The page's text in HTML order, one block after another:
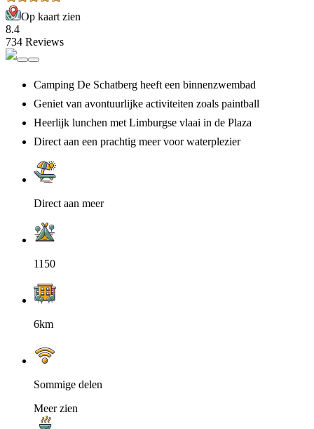
Op kaart zien
8.4
734 Reviews
Camping De Schatberg heeft een binnenzwembad
Geniet van avontuurlijke activiteiten zoals paintball
Heerlijk lunchen met Limburgse vlaai in de Plaza
Direct aan een prachtig meer voor waterplezier
Direct aan meer
1150
6km
Sommige delen
Meer zien